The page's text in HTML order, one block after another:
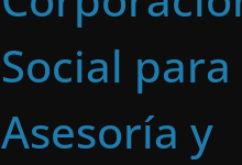
Social para
Asesoría y